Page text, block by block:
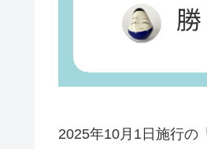
2025年10月1日施行の